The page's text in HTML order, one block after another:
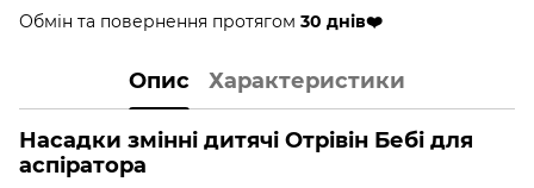
Обмін та повернення протягом 30 днів❤️
Опис Характеристики
Насадки змінні дитячі Отрівін Бебі для
аспіратора